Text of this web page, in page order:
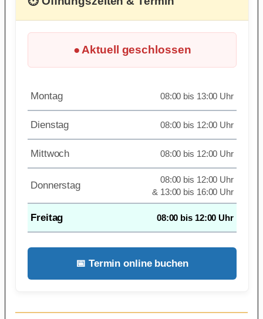
● Aktuell geschlossen
Montag 08:00 bis 13:00 Uhr
Dienstag 08:00 bis 12:00 Uhr
Mittwoch 08:00 bis 12:00 Uhr
Donnerstag
08:00 bis 12:00 Uhr
& 13:00 bis 16:00 Uhr
Freitag 08:00 bis 12:00 Uhr
📅 Termin online buchen